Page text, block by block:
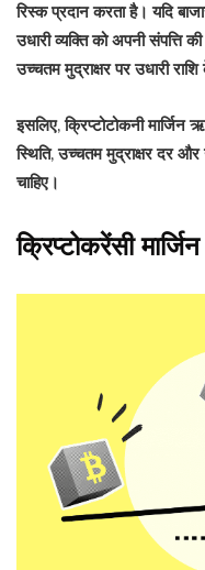
रिस्क प्रदान करता है। यदि
उधारी व्यक्ति को अपनी संपत्ति
उच्चतम मुद्राक्षर पर उधारी
इसलिए, क्रिप्टोटोकनी
स्थिति, उच्चतम मुद्राक्षर दर और
चाहिए।
क्रिप्टोकरेंसी